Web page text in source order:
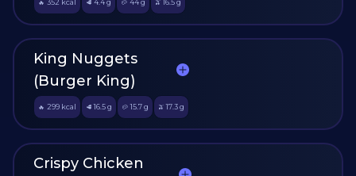
🔥 352 kcal 🥩 4.4g 🥔 44 g 🫒 16.5g
King Nuggets
(Burger King)
🔥 299 kcal 🥩 16.5g 🥔 15.7 g 🫒 17.3g
Crispy Chicken